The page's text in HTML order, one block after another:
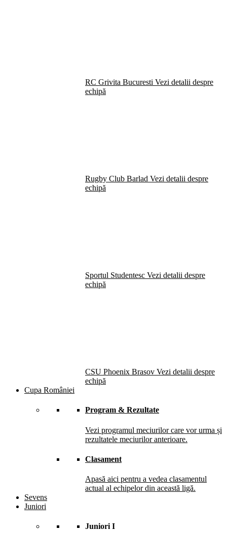
RC Grivita Bucuresti Vezi detalii despre
echipă
Rugby Club Barlad Vezi detalii despre
echipă
Sportul Studentesc Vezi detalii despre
echipă
CSU Phoenix Brasov Vezi detalii despre
echipă
Cupa României
Program & Rezultate
Vezi programul meciurilor care vor urma și
rezultatele meciurilor anterioare.
Clasament
Apasă aici pentru a vedea clasamentul
actual al echipelor din această ligă.
Sevens
Juniori
Juniori I